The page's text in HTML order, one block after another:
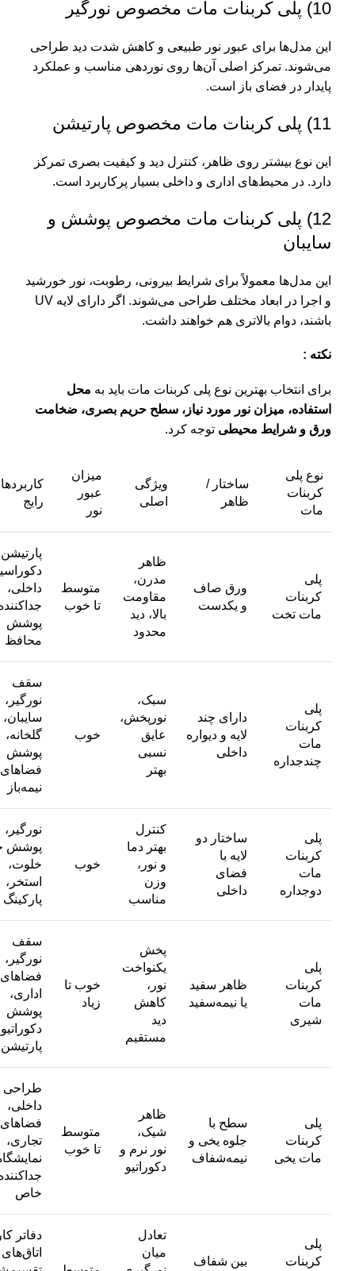
10) پلی کربنات مات مخصوص نورگیر
این مدل‌ها برای عبور نور طبیعی و کاهش شدت دید طراحی
می‌شوند. تمرکز اصلی آن‌ها روی نوردهی مناسب و عملکرد
پایدار در فضای باز است.
11) پلی کربنات مات مخصوص پارتیشن
این نوع بیشتر روی ظاهر، کنترل دید و کیفیت بصری تمرکز
دارد. در محیط‌های اداری و داخلی بسیار پرکاربرد است.
12) پلی کربنات مات مخصوص پوشش و
سایبان
این مدل‌ها معمولاً برای شرایط بیرونی، رطوبت، نور خورشید
و اجرا در ابعاد مختلف طراحی می‌شوند. اگر دارای لایه UV
باشند، دوام بالاتری هم خواهند داشت.
نکته :
برای انتخاب بهترین نوع پلی کربنات مات باید به محل
استفاده، میزان نور مورد نیاز، سطح حریم بصری، ضخامت
ورق و شرایط محیطی توجه کرد.
نوع پلی
کربنات
مات
ساختار /
ظاهر
ویژگی
اصلی
میزان
عبور
نور
رایج
پلی
کربنات
مات تخت
ورق صاف
و یکدست
ظاهر
مدرن،
مقاومت
بالا، دید
محدود
متوسط
تا خوب
داخلی،
پوشش
محافظ
پلی
کربنات
مات
چندجداره
دارای چند
لایه و دیواره
داخلی
سبک،
نورپخش،
عایق
نسبی
بهتر
خوب
سقف
نورگیر،
سایبان،
گلخانه،
پوشش
فضاهای
نیمه‌باز
پلی
کربنات
مات
دوجداره
ساختار دو
لایه با
فضای
داخلی
کنترل
بهتر دما
و نور،
وزن
مناسب
خوب
نورگیر،
پوشش
خلوت،
استخر،
پارکینگ
پلی
کربنات
مات
شیری
ظاهر سفید
یا نیمه‌سفید
پخش
یکنواخت
نور،
کاهش
دید
مستقیم
خوب تا
زیاد
سقف
نورگیر،
فضاهای
اداری،
پوشش
پارتیشن
پلی
کربنات
مات یخی
سطح با
جلوه یخی و
نیمه‌شفاف
ظاهر
شیک،
نور نرم و
دکوراتیو
متوسط
تا خوب
طراحی
داخلی،
فضاهای
تجاری،
خاص
پلی
کربنات
بین شفاف
تعادل
میان
دفاتر
اتاق‌های